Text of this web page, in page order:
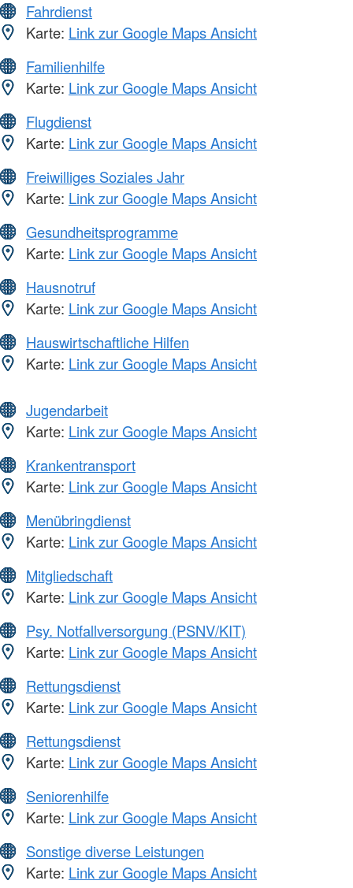
Fahrdienst
Karte: Link zur Google Maps Ansicht
Familienhilfe
Karte: Link zur Google Maps Ansicht
Flugdienst
Karte: Link zur Google Maps Ansicht
Freiwilliges Soziales Jahr
Karte: Link zur Google Maps Ansicht
Gesundheitsprogramme
Karte: Link zur Google Maps Ansicht
Hausnotruf
Karte: Link zur Google Maps Ansicht
Hauswirtschaftliche Hilfen
Karte: Link zur Google Maps Ansicht
Jugendarbeit
Karte: Link zur Google Maps Ansicht
Krankentransport
Karte: Link zur Google Maps Ansicht
Menübringdienst
Karte: Link zur Google Maps Ansicht
Mitgliedschaft
Karte: Link zur Google Maps Ansicht
Psy. Notfallversorgung (PSNV/KIT)
Karte: Link zur Google Maps Ansicht
Rettungsdienst
Karte: Link zur Google Maps Ansicht
Rettungsdienst
Karte: Link zur Google Maps Ansicht
Seniorenhilfe
Karte: Link zur Google Maps Ansicht
Sonstige diverse Leistungen
Karte: Link zur Google Maps Ansicht